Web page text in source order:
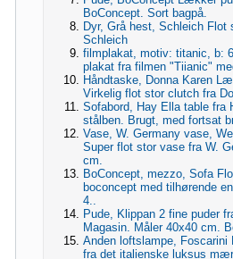
BoConcept. Sort bagpå.
Dyr, Grå hest, Schleich Flot
Schleich
filmplakat, motiv: titanic, b:
plakat fra filmen "Tiianic"
Håndtaske, Donna Karen
Virkelig flot stor clutch fra
Sofabord, Hay Ella table fra
stålben. Brugt, med fortsat
Vase, W. Germany vase,
Super flot stor vase fra W.
cm.
BoConcept, mezzo, Sofa
boconcept med tilhørende
4..
Pude, Klippan 2 fine puder
Magasin. Måler 40x40 cm.
Anden loftslampe, Foscarini
fra det italienske luksus